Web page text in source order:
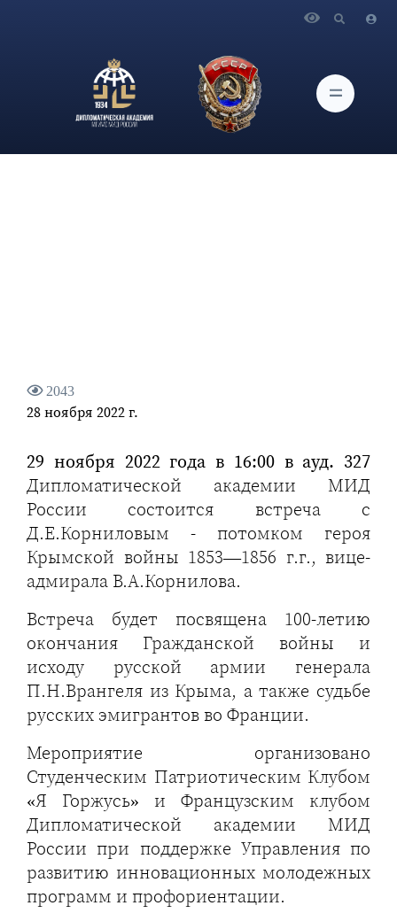
академии МИД России состоится встреча с Д.Е.Корниловым
- потомком героя Крымской войны 1853—1856 г.г., вице-
адмирала В.А.Корнилова
2043
28 ноября 2022 г.
29 ноября 2022 года в 16:00 в ауд. 327
Дипломатической академии МИД
России состоится встреча с
Д.Е.Корниловым - потомком героя
Крымской войны 1853—1856 г.г., вице-
адмирала В.А.Корнилова.
Встреча будет посвящена 100-летию
окончания Гражданской войны и
исходу русской армии генерала
П.Н.Врангеля из Крыма, а также судьбе
русских эмигрантов во Франции.
Мероприятие организовано
Студенческим Патриотическим Клубом
«Я Горжусь» и Французским клубом
Дипломатической академии МИД
России при поддержке Управления по
развитию инновационных молодежных
программ и профориентации.